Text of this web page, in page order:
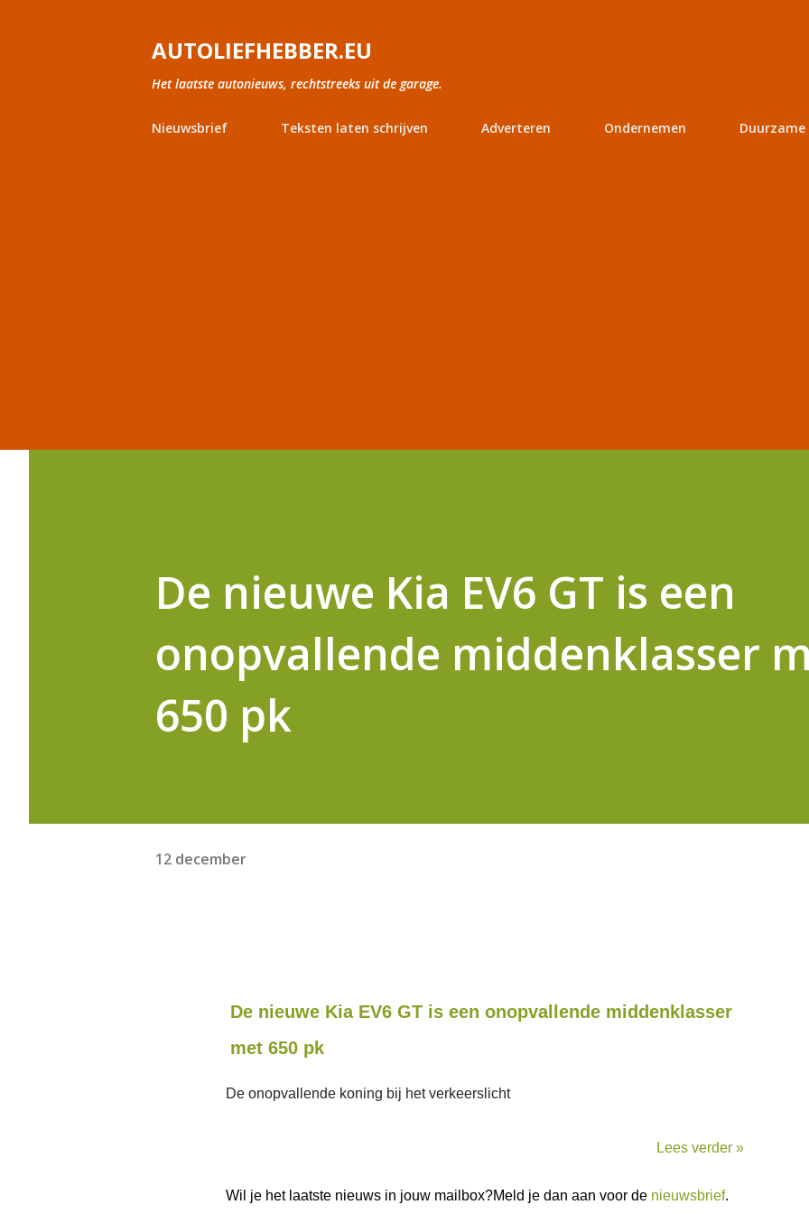
AUTOLIEFHEBBER.EU
Het laatste autonieuws, rechtstreeks uit de garage.
Nieuwsbrief Teksten laten schrijven Adverteren Ondernemen Duurzame
De nieuwe Kia EV6 GT is een
onopvallende middenklasser
650 pk
12 december
De nieuwe Kia EV6 GT is een onopvallende middenklasser
met 650 pk
De onopvallende koning bij het verkeerslicht
Lees verder »
Wil je het laatste nieuws in jouw mailbox?Meld je dan aan voor de nieuwsbrief.